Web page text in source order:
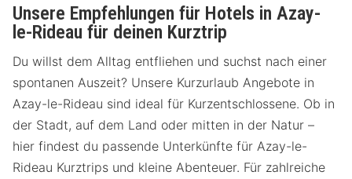
Unsere Empfehlungen für Hotels in Azay-
le-Rideau für deinen Kurztrip
Du willst dem Alltag entfliehen und suchst nach einer
spontanen Auszeit? Unsere Kurzurlaub Angebote in
Azay-le-Rideau sind ideal für Kurzentschlossene. Ob in
der Stadt, auf dem Land oder mitten in der Natur –
hier findest du passende Unterkünfte für Azay-le-
Rideau Kurztrips und kleine Abenteuer. Für zahlreiche